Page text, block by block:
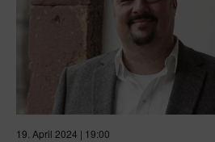
19. April 2024 | 19:00